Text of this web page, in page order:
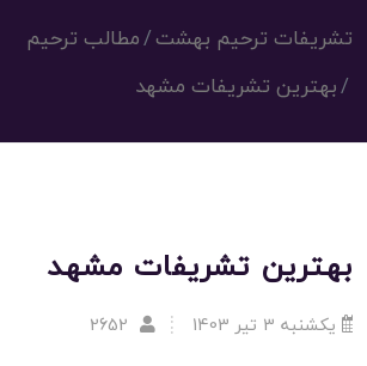
تشریفات ترحیم بهشت مطالب ترحیم
بهترین تشریفات مشهد
بهترین تشریفات مشهد
یکشنبه 3 تیر 1403